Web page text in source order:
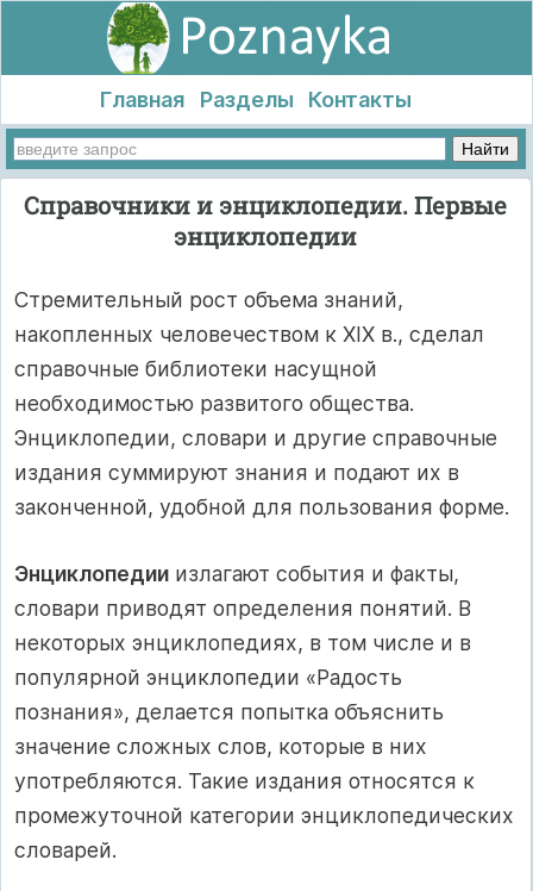
Главная Разделы Контакты
Справочники и энциклопедии. Первые
энциклопедии
Стремительный рост объема знаний,
накопленных человечеством к XIX в., сделал
справочные библиотеки насущной
необходимостью развитого общества.
Энциклопедии, словари и другие справочные
издания суммируют знания и подают их в
законченной, удобной для пользования форме.
Энциклопедии излагают события и факты,
словари приводят определения понятий. В
некоторых энциклопедиях, в том числе и в
популярной энциклопедии «Радость
познания», делается попытка объяснить
значение сложных слов, которые в них
употребляются. Такие издания относятся к
промежуточной категории энциклопедических
словарей.